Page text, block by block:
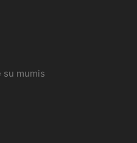
su mumis